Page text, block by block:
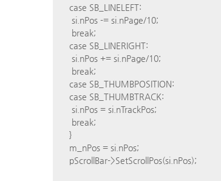
case SB_LINELEFT:
si.nPos -= si.nPage/10;
break;
case SB_LINERIGHT:
si.nPos += si.nPage/10;
break;
case SB_THUMBPOSITION:
case SB_THUMBTRACK:
si.nPos = si.nTrackPos;
break;
}
m_nPos = si.nPos;
pScrollBar->SetScrollPos(si.nPos);